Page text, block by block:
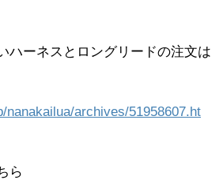
ハーネスとロングリードの注文は
nanakailua/archives/51958607.ht
ら